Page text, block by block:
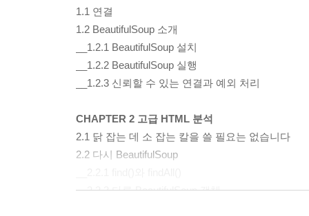
1.1 연결
1.2 BeautifulSoup 소개
__1.2.1 BeautifulSoup 설치
__1.2.2 BeautifulSoup 실행
__1.2.3 신뢰할 수 있는 연결과 예외 처리
CHAPTER 2 고급 HTML 분석
2.1 닭 잡는 데 소 잡는 칼을 쓸 필요는 없습니다
2.2 다시 BeautifulSoup
__2.2.2 다른 BeautifulSoup 객체